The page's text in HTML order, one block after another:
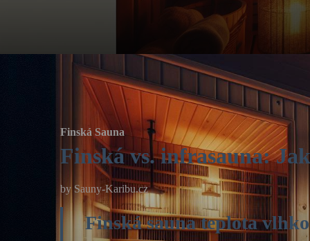
Finská Sauna
Finská vs. infrasauna:
by Sauny-Karibu.cz
Finská sauna teplota